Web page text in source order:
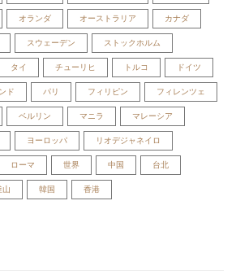
オランダ オーストラリア カナダ
スウェーデン ストックホルム
タイ チューリヒ トルコ ドイツ
ド パリ フィリピン フィレンツェ
ベルリン マニラ マレーシア
ヨーロッパ リオデジャネイロ
ローマ 世界 中国 台北
山 韓国 香港